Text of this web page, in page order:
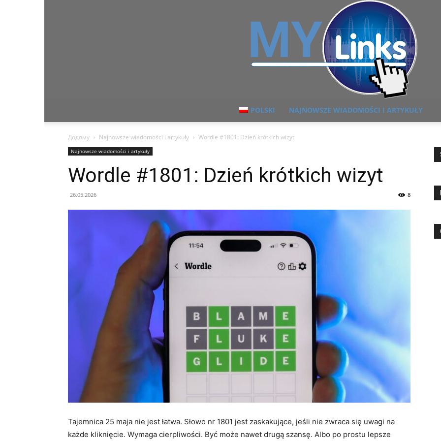
POLSKI NAJNOWSZE WIADOMOŚCI I ARTYKUŁY
Додому Najnowsze wiadomości i artykuły Wordle #1801: Dzień krótkich wizyt
Najnowsze wiadomości i artykuły
Wordle #1801: Dzień krótkich wizyt
26.05.2026 8
Tajemnica 25 maja nie jest łatwa. Słowo nr 1801 jest zaskakujące, jeśli nie zwraca się uwagi na
każde kliknięcie. Wymaga cierpliwości. Być może nawet drugą szansę. Albo po prostu lepsze